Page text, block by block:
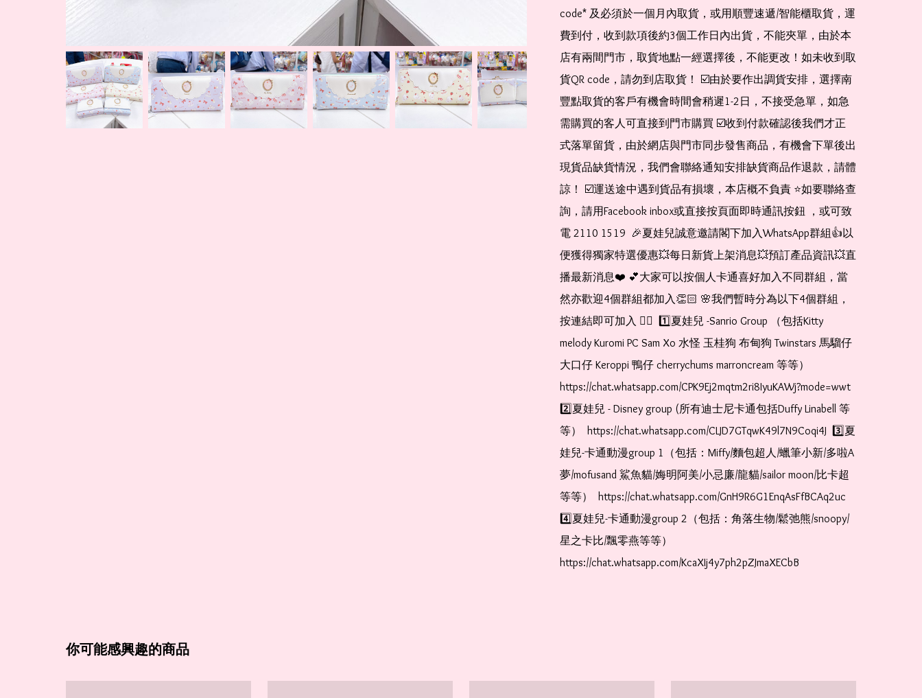
code* 及必須於一個月內取貨，或用順豐速遞/智能櫃取貨，運
費到付，收到款項後約3個工作日內出貨，不能夾單，由於本
店有兩間門市，取貨地點一經選擇後，不能更改！如未收到取
貨QR code，請勿到店取貨！ ☑️由於要作出調貨安排，選擇南
豐點取貨的客戶有機會時間會稍遲1-2日，不接受急單，如急
需購買的客人可直接到門市購買 ☑️收到付款確認後我們才正
式落單留貨，由於網店與門市同步發售商品，有機會下單後出
現貨品缺貨情況，我們會聯絡通知安排缺貨商品作退款，請體
諒！ ☑️運送途中遇到貨品有損壞，本店概不負責 ⭐️如要聯絡查
詢，請用Facebook inbox或直接按頁面即時通訊按鈕 ，或可致
電 2110 1519  🎉夏娃兒誠意邀請閣下加入WhatsApp群組👍以
便獲得獨家特選優惠💥每日新貨上架消息💥預訂產品資訊💥直
播最新消息❤️ 💕大家可以按個人卡通喜好加入不同群組，當
然亦歡迎4個群組都加入👏🏻 🌸我們暫時分為以下4個群組，
按連結即可加入 👇🏻  1️⃣夏娃兒 -Sanrio Group （包括Kitty
melody Kuromi PC Sam Xo 水怪 玉桂狗 布甸狗 Twinstars 馬騮仔
大口仔 Keroppi 鴨仔 cherrychums marroncream 等等）
https://chat.whatsapp.com/CPK9Ej2mqtm2ri8IyuKAWj?mode=wwt
2️⃣夏娃兒 - Disney group (所有迪士尼卡通包括Duffy Linabell 等
等）  https://chat.whatsapp.com/CLJD7GTqwK49l7N9Coqi4J  3️⃣夏
娃兒-卡通動漫group 1（包括：Miffy/麵包超人/蠟筆小新/多啦A
夢/mofusand 鯊魚貓/娒明阿美/小忌廉/龍貓/sailor moon/比卡超
等等）  https://chat.whatsapp.com/GnH9R6G1EnqAsFfBCAq2uc
4️⃣夏娃兒-卡通動漫group 2（包括：角落生物/鬆弛熊/snoopy/
星之卡比/飄零燕等等）
https://chat.whatsapp.com/KcaXIj4y7ph2pZJmaXECbB
你可能感興趣的商品